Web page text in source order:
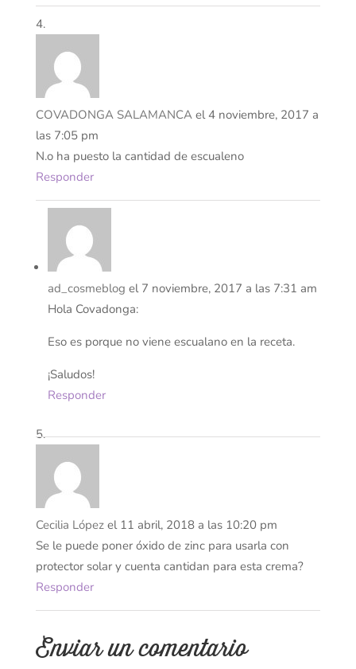
COVADONGA SALAMANCA el 4 noviembre, 2017 a
las 7:05 pm
N.o ha puesto la cantidad de escualeno
Responder
ad_cosmeblog el 7 noviembre, 2017 a las 7:31 am
Hola Covadonga:
Eso es porque no viene escualano en la receta.
¡Saludos!
Responder
Cecilia López el 11 abril, 2018 a las 10:20 pm
Se le puede poner óxido de zinc para usarla con
protector solar y cuenta cantidan para esta crema?
Responder
Enviar un comentario